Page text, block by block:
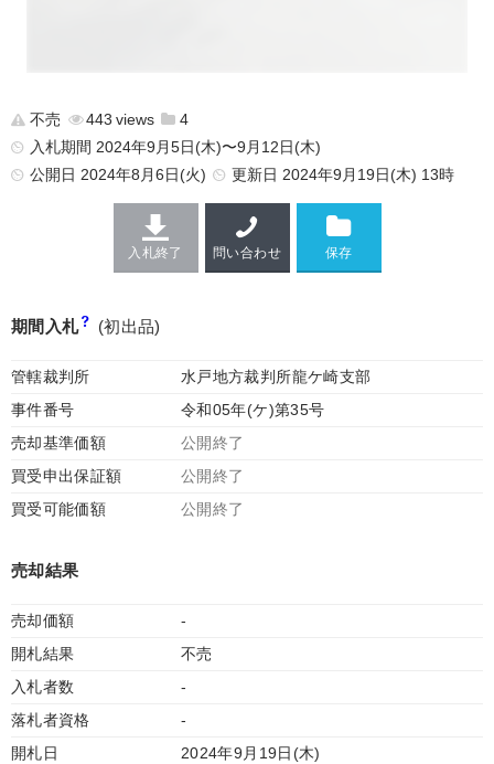
不売 443
4
入札期間 2024年9月5日(木)〜9月12日(木)
公開日 2024年8月6日(火) 更新日 2024年9月19日(木) 13時
入札終了 問い合わせ
期間入札 (初出品)
管轄裁判所
水戸地方裁判所龍ケ崎支部
事件番号
令和05年(ケ)第35号
売却基準価額
公開終了
買受申出保証額
公開終了
買受可能価額
公開終了
売却結果
売却価額
-
開札結果
不売
入札者数
-
落札者資格
-
開札日
2024年9月19日(木)